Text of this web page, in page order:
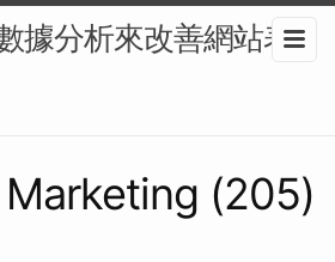
據分析來改善網站表
Marketing (205)